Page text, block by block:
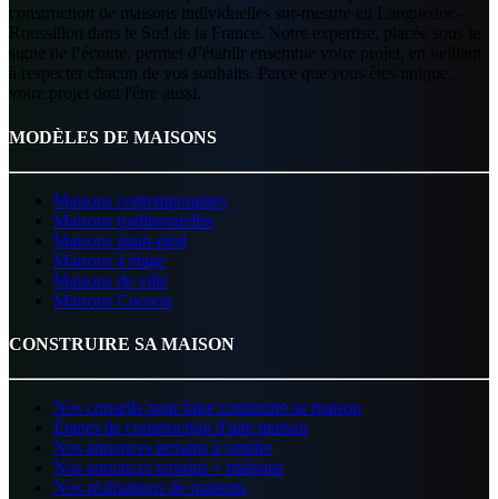
construction de maisons individuelles sur-mesure en Languedoc-
Roussillon dans le Sud de la France. Notre expertise, placée sous le
signe de l’écoute, permet d’établir ensemble votre projet, en veillant
à respecter chacun de vos souhaits. Parce que vous êtes unique,
votre projet doit l'être aussi.
MODÈLES DE MAISONS
Maisons contemporaines
Maisons traditionnelles
Maisons plain-pied
Maisons à étage
Maisons de ville
Maisons Cocoon
CONSTRUIRE SA MAISON
Nos conseils pour faire construire sa maison
Étapes de construction d'une maison
Nos annonces terrains à vendre
Nos annonces terrains + maisons
Nos réalisations de maisons